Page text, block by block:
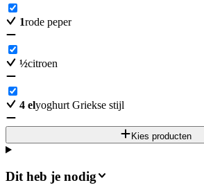
1rode peper
½citroen
4 elyoghurt Griekse stijl
Kies producten
Dit heb je nodig